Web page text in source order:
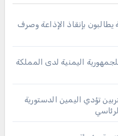
بإنقاذ الإذاعة وصرف
اليمنية لدى المملكة
تؤدي اليمين الدستورية